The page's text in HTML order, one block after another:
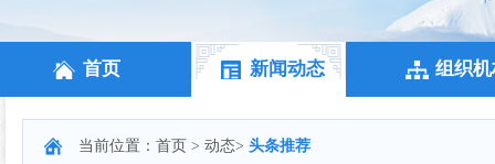
首页 新闻动态 组织
当前位置： 首页 > 动态> 头条推荐